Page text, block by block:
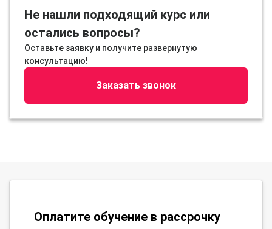
Не нашли подходящий курс или
остались вопросы?
Оставьте заявку и получите развернутую
консультацию!
Заказать звонок
Оплатите обучение в рассрочку